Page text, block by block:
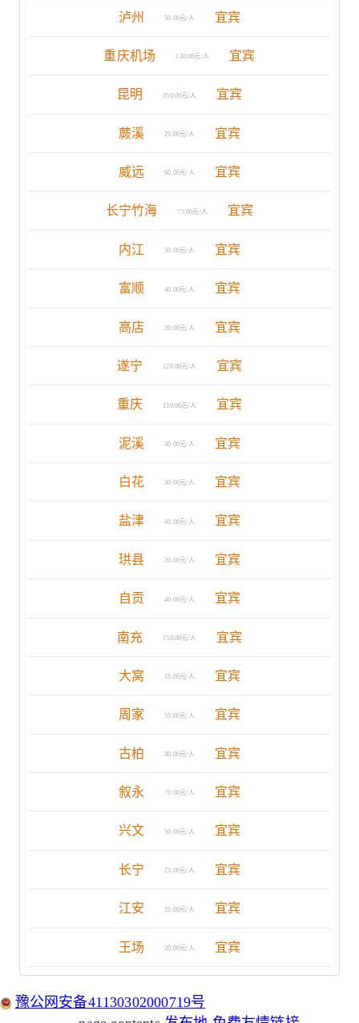
泸州 50.00元/人 宜宾
重庆机场 130.00元/人 宜宾
昆明 350.00元/人 宜宾
蕨溪 25.00元/人 宜宾
威远 60.00元/人 宜宾
长宁竹海 75.00元/人 宜宾
内江 50.00元/人 宜宾
富顺 40.00元/人 宜宾
高店 20.00元/人 宜宾
遂宁 120.00元/人 宜宾
重庆 130.00元/人 宜宾
泥溪 30.00元/人 宜宾
白花 30.00元/人 宜宾
盐津 40.00元/人 宜宾
珙县 20.00元/人 宜宾
自贡 40.00元/人 宜宾
南充 150.00元/人 宜宾
大窝 15.00元/人 宜宾
周家 55.00元/人 宜宾
古柏 30.00元/人 宜宾
叙永 70.00元/人 宜宾
兴文 50.00元/人 宜宾
长宁 25.00元/人 宜宾
江安 35.00元/人 宜宾
王场 20.00元/人 宜宾
豫公网安备41130302000719号